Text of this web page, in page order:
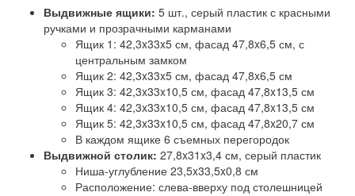
Выдвижные ящики: 5 шт., серый пластик с красными
ручками и прозрачными карманами
Ящик 1: 42,3x33x5 см, фасад 47,8x6,5 см, с
центральным замком
Ящик 2: 42,3x33x5 см, фасад 47,8x6,5 см
Ящик 3: 42,3x33x10,5 см, фасад 47,8x13,5 см
Ящик 4: 42,3x33x10,5 см, фасад 47,8x13,5 см
Ящик 5: 42,3x33x10,5 см, фасад 47,8x20,7 см
В каждом ящике 6 съемных перегородок
Выдвижной столик: 27,8x31x3,4 см, серый пластик
Ниша-углубление 23,5x33,5x0,8 см
Расположение: слева-вверху под столешницей